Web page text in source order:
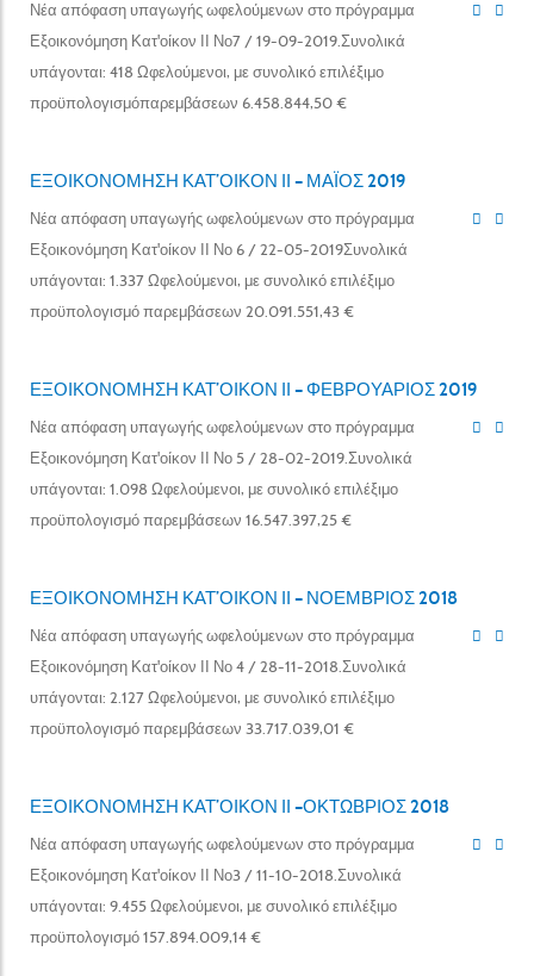
Νέα απόφαση υπαγωγής ωφελούμενων στο πρόγραμμα
Εξοικονόμηση Κατ'οίκον ΙΙ Νο7 / 19-09-2019.Συνολικά
υπάγονται: 418 Ωφελούμενοι, με συνολικό επιλέξιμο
προϋπολογισμόπαρεμβάσεων 6.458.844,50 €
ΕΞΟΙΚΟΝΟΜΗΣΗ ΚΑΤ’ΟΙΚΟΝ ΙΙ – ΜΑΪΟΣ 2019
Νέα απόφαση υπαγωγής ωφελούμενων στο πρόγραμμα
Εξοικονόμηση Κατ'οίκον ΙΙ Νο 6 / 22-05-2019Συνολικά
υπάγονται: 1.337 Ωφελούμενοι, με συνολικό επιλέξιμο
προϋπολογισμό παρεμβάσεων 20.091.551,43 €
ΕΞΟΙΚΟΝΟΜΗΣΗ ΚΑΤ’ΟΙΚΟΝ ΙΙ – ΦΕΒΡΟΥΑΡΙΟΣ 2019
Νέα απόφαση υπαγωγής ωφελούμενων στο πρόγραμμα
Εξοικονόμηση Κατ'οίκον ΙΙ Νο 5 / 28-02-2019.Συνολικά
υπάγονται: 1.098 Ωφελούμενοι, με συνολικό επιλέξιμο
προϋπολογισμό παρεμβάσεων 16.547.397,25 €
ΕΞΟΙΚΟΝΟΜΗΣΗ ΚΑΤ’ΟΙΚΟΝ ΙΙ – ΝΟΕΜΒΡΙΟΣ 2018
Νέα απόφαση υπαγωγής ωφελούμενων στο πρόγραμμα
Εξοικονόμηση Κατ'οίκον ΙΙ Νο 4 / 28-11-2018.Συνολικά
υπάγονται: 2.127 Ωφελούμενοι, με συνολικό επιλέξιμο
προϋπολογισμό παρεμβάσεων 33.717.039,01 €
ΕΞΟΙΚΟΝΟΜΗΣΗ ΚΑΤ’ΟΙΚΟΝ ΙΙ –ΟΚΤΩΒΡΙΟΣ 2018
Νέα απόφαση υπαγωγής ωφελούμενων στο πρόγραμμα
Εξοικονόμηση Κατ'οίκον ΙΙ Νο3 / 11-10-2018.Συνολικά
υπάγονται: 9.455 Ωφελούμενοι, με συνολικό επιλέξιμο
προϋπολογισμό 157.894.009,14 €